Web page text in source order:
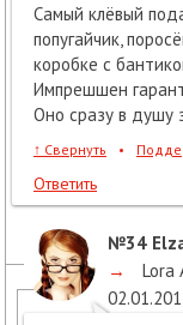
Самый клёвый
попугайчик,
коробке с
Импрешшен
Оно сразу в душу
↑ Свернуть •
Ответить
№34
→
Lora